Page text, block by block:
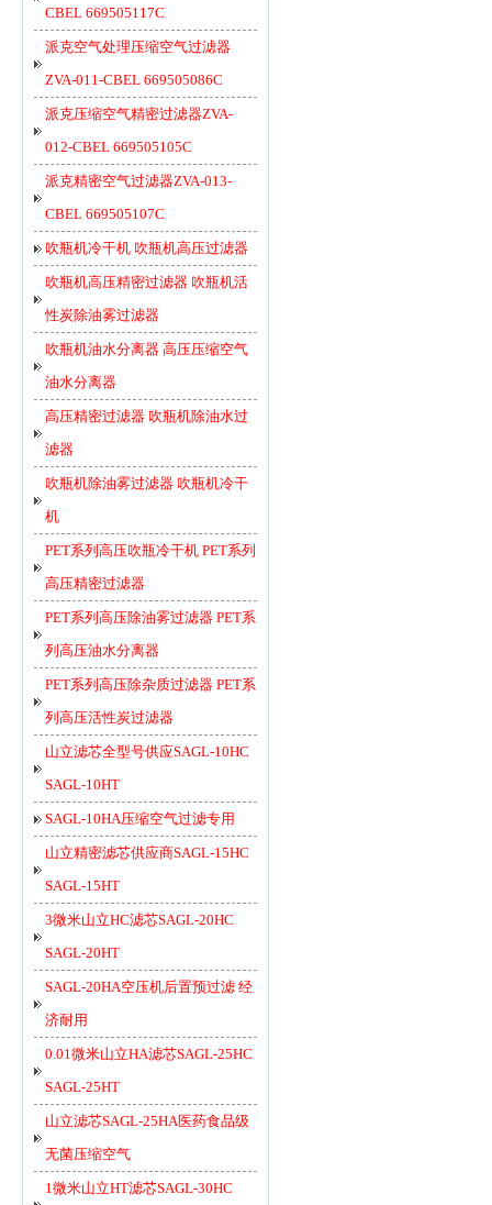
CBEL 669505117C
派克空气处理压缩空气过滤器
ZVA-011-CBEL 669505086C
派克压缩空气精密过滤器ZVA-
012-CBEL 669505105C
派克精密空气过滤器ZVA-013-
CBEL 669505107C
吹瓶机冷干机 吹瓶机高压过滤器
吹瓶机高压精密过滤器 吹瓶机活
性炭除油雾过滤器
吹瓶机油水分离器 高压压缩空气
油水分离器
高压精密过滤器 吹瓶机除油水过
滤器
吹瓶机除油雾过滤器 吹瓶机冷干
机
PET系列高压吹瓶冷干机 PET系列
高压精密过滤器
PET系列高压除油雾过滤器 PET系
列高压油水分离器
PET系列高压除杂质过滤器 PET系
列高压活性炭过滤器
山立滤芯全型号供应SAGL-10HC
SAGL-10HT
SAGL-10HA压缩空气过滤专用
山立精密滤芯供应商SAGL-15HC
SAGL-15HT
3微米山立HC滤芯SAGL-20HC
SAGL-20HT
SAGL-20HA空压机后置预过滤 经
济耐用
0.01微米山立HA滤芯SAGL-25HC
SAGL-25HT
山立滤芯SAGL-25HA医药食品级
无菌压缩空气
1微米山立HT滤芯SAGL-30HC